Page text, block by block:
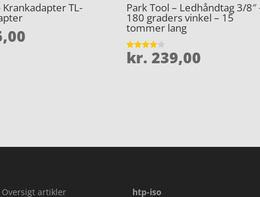
Krankadapter TL- Park Tool – Ledhåndtag 3/8″
180 graders vinkel – 15
tommer lang
Vurderet
4
kr. 239,00
Oversigt artikler htp-iso